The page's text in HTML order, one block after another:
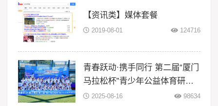
【资讯类】媒体套餐
2019-08-01 124716
青春跃动·携手同行 第二届“厦门
马拉松杯”青少年公益体育研学
活动在翔安大嶝岛扬帆！
2025-08-16 98634